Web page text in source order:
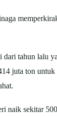
tahun lalu
juta ton untuk
sekitar